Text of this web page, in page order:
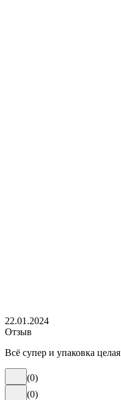
22.01.2024
Отзыв
Всё супер и упаковка целая
(0)
(0)